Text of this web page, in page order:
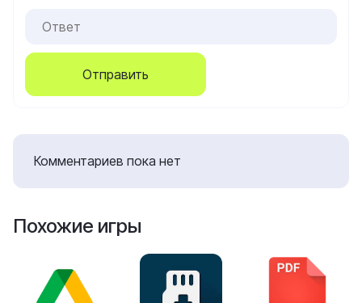
Отправить
Комментариев пока нет
Похожие игры